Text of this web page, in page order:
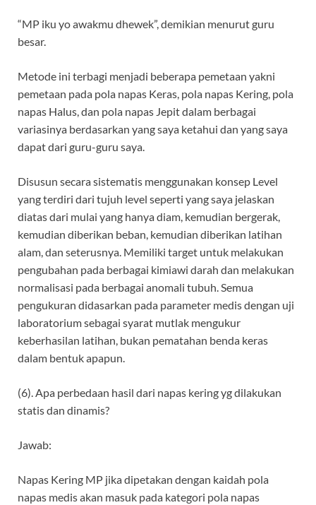
“MP iku yo awakmu dhewek”, demikian menurut guru
besar.
Metode ini terbagi menjadi beberapa pemetaan yakni
pemetaan pada pola napas Keras, pola napas Kering, pola
napas Halus, dan pola napas Jepit dalam berbagai
variasinya berdasarkan yang saya ketahui dan yang saya
dapat dari guru-guru saya.
Disusun secara sistematis menggunakan konsep Level
yang terdiri dari tujuh level seperti yang saya jelaskan
diatas dari mulai yang hanya diam, kemudian bergerak,
kemudian diberikan beban, kemudian diberikan latihan
alam, dan seterusnya. Memiliki target untuk melakukan
pengubahan pada berbagai kimiawi darah dan melakukan
normalisasi pada berbagai anomali tubuh. Semua
pengukuran didasarkan pada parameter medis dengan uji
laboratorium sebagai syarat mutlak mengukur
keberhasilan latihan, bukan pematahan benda keras
dalam bentuk apapun.
(6). Apa perbedaan hasil dari napas kering yg dilakukan
statis dan dinamis?
Jawab:
Napas Kering MP jika dipetakan dengan kaidah pola
napas medis akan masuk pada kategori pola napas